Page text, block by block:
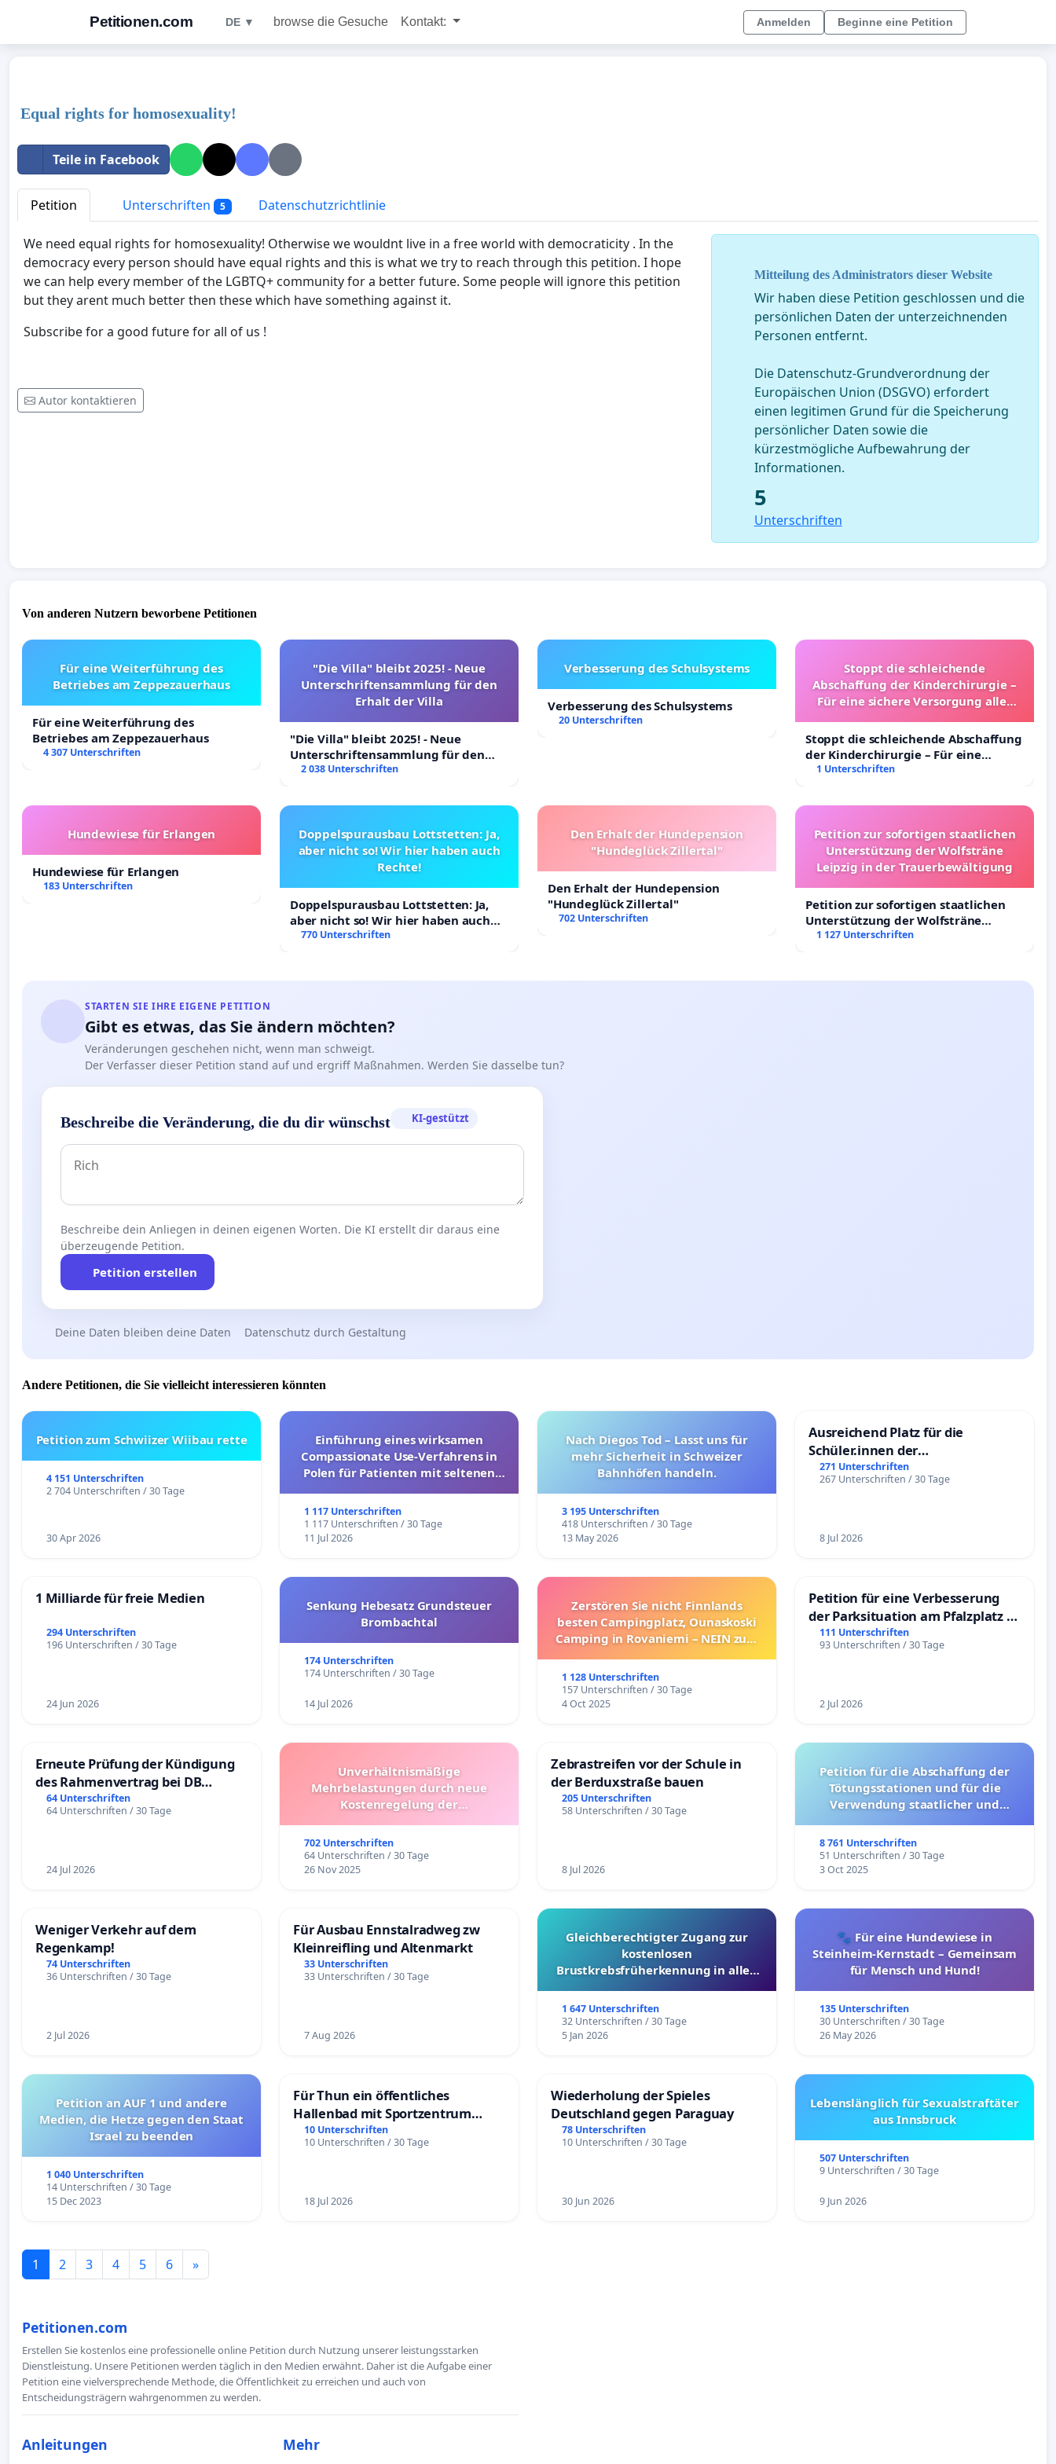
Petitionen.com DE ▼ browse die Gesuche Kontakt: Anmelden Beginne eine Petition
Equal rights for homosexuality!
Teile in Facebook
Petition Unterschriften 5 Datenschutzrichtlinie
We need equal rights for homosexuality! Otherwise we wouldnt live in a free world with democraticity . In the
democracy every person should have equal rights and this is what we try to reach through this petition. I hope
we can help every member of the LGBTQ+ community for a better future. Some people will ignore this petition
but they arent much better then these which have something against it.
Subscribe for a good future for all of us !
Autor kontaktieren
Mitteilung des Administrators dieser Website
Wir haben diese Petition geschlossen und die
persönlichen Daten der unterzeichnenden
Personen entfernt.
Die Datenschutz-Grundverordnung der
Europäischen Union (DSGVO) erfordert
einen legitimen Grund für die Speicherung
persönlicher Daten sowie die
kürzestmögliche Aufbewahrung der
Informationen.
5
Unterschriften
Von anderen Nutzern beworbene Petitionen
Für eine Weiterführung des
Betriebes am Zeppezauerhaus
Für eine Weiterführung des
Betriebes am Zeppezauerhaus
4 307 Unterschriften
"Die Villa" bleibt 2025! - Neue
Unterschriftensammlung für den
Erhalt der Villa
"Die Villa" bleibt 2025! - Neue
Unterschriftensammlung für den
Erhalt der Villa
2 038 Unterschriften
Verbesserung des Schulsystems
Verbesserung des Schulsystems
20 Unterschriften
Stoppt die schleichende
Abschaffung der Kinderchirurgie –
Für eine sichere Versorgung aller
Stoppt die schleichende Abschaffung
der Kinderchirurgie – Für eine
sichere Versorgung aller Kinder in
1 Unterschriften
Hundewiese für Erlangen
Hundewiese für Erlangen
183 Unterschriften
Doppelspurausbau Lottstetten: Ja,
aber nicht so! Wir hier haben auch
Rechte!
Doppelspurausbau Lottstetten: Ja,
aber nicht so! Wir hier haben auch
Rechte!
770 Unterschriften
Den Erhalt der Hundepension
"Hundeglück Zillertal"
Den Erhalt der Hundepension
"Hundeglück Zillertal"
702 Unterschriften
Petition zur sofortigen staatlichen
Unterstützung der Wolfsträne
Leipzig in der Trauerbewältigung
Petition zur sofortigen staatlichen
Unterstützung der Wolfsträne
Leipzig in der Trauerbewältigung
1 127 Unterschriften
STARTEN SIE IHRE EIGENE PETITION
Gibt es etwas, das Sie ändern möchten?
Veränderungen geschehen nicht, wenn man schweigt.
Der Verfasser dieser Petition stand auf und ergriff Maßnahmen. Werden Sie dasselbe tun?
Beschreibe die Veränderung, die du dir wünschst KI-gestützt
Beschreibe dein Anliegen in deinen eigenen Worten. Die KI erstellt dir daraus eine
überzeugende Petition.
Petition erstellen
Deine Daten bleiben deine Daten Datenschutz durch Gestaltung
Andere Petitionen, die Sie vielleicht interessieren könnten
Petition zum Schwiizer Wiibau rette
4 151 Unterschriften
2 704 Unterschriften / 30 Tage
30 Apr 2026
Einführung eines wirksamen
Compassionate Use-Verfahrens in
Polen für Patienten mit seltenen
1 117 Unterschriften
1 117 Unterschriften / 30 Tage
11 Jul 2026
Nach Diegos Tod – Lasst uns für
mehr Sicherheit in Schweizer
Bahnhöfen handeln.
3 195 Unterschriften
418 Unterschriften / 30 Tage
13 May 2026
Ausreichend Platz für die
Schüler.innen der
Schönbergschule
271 Unterschriften
267 Unterschriften / 30 Tage
8 Jul 2026
1 Milliarde für freie Medien
294 Unterschriften
196 Unterschriften / 30 Tage
24 Jun 2026
Senkung Hebesatz Grundsteuer
Brombachtal
174 Unterschriften
174 Unterschriften / 30 Tage
14 Jul 2026
Zerstören Sie nicht Finnlands
besten Campingplatz, Ounaskoski
Camping in Rovaniemi – NEIN zum
1 128 Unterschriften
157 Unterschriften / 30 Tage
4 Oct 2025
Petition für eine Verbesserung
der Parksituation am Pfalzplatz in
Mannheim
111 Unterschriften
93 Unterschriften / 30 Tage
2 Jul 2026
Erneute Prüfung der Kündigung
des Rahmenvertrag bei DB
Fahrwegdienste Gmbh
64 Unterschriften
64 Unterschriften / 30 Tage
24 Jul 2026
Unverhältnismäßige
Mehrbelastungen durch neue
Kostenregelung der
Überprüfung und Alternativen
702 Unterschriften
64 Unterschriften / 30 Tage
26 Nov 2025
Zebrastreifen vor der Schule in
der Berduxstraße bauen
205 Unterschriften
58 Unterschriften / 30 Tage
8 Jul 2026
Petition für die Abschaffung der
Tötungsstationen und für die
Verwendung staatlicher und
8 761 Unterschriften
51 Unterschriften / 30 Tage
3 Oct 2025
Weniger Verkehr auf dem
Regenkamp!
74 Unterschriften
36 Unterschriften / 30 Tage
2 Jul 2026
Für Ausbau Ennstalradweg zw
Kleinreifling und Altenmarkt
33 Unterschriften
33 Unterschriften / 30 Tage
7 Aug 2026
Gleichberechtigter Zugang zur
kostenlosen
Brustkrebsfrüherkennung in allen
1 647 Unterschriften
32 Unterschriften / 30 Tage
5 Jan 2026
🐾 Für eine Hundewiese in
Steinheim-Kernstadt – Gemeinsam
für Mensch und Hund!
135 Unterschriften
30 Unterschriften / 30 Tage
26 May 2026
Petition an AUF 1 und andere
Medien, die Hetze gegen den Staat
Israel zu beenden
1 040 Unterschriften
14 Unterschriften / 30 Tage
15 Dec 2023
Für Thun ein öffentliches
Hallenbad mit Sportzentrum
schaffen
10 Unterschriften
10 Unterschriften / 30 Tage
18 Jul 2026
Wiederholung der Spieles
Deutschland gegen Paraguay
78 Unterschriften
10 Unterschriften / 30 Tage
30 Jun 2026
Lebenslänglich für Sexualstraftäter
aus Innsbruck
507 Unterschriften
9 Unterschriften / 30 Tage
9 Jun 2026
1 2 3 4 5 6 »
Petitionen.com
Erstellen Sie kostenlos eine professionelle online Petition durch Nutzung unserer leistungsstarken
Dienstleistung. Unsere Petitionen werden täglich in den Medien erwähnt. Daher ist die Aufgabe einer
Petition eine vielversprechende Methode, die Öffentlichkeit zu erreichen und auch von
Entscheidungsträgern wahrgenommen zu werden.
Anleitungen Mehr